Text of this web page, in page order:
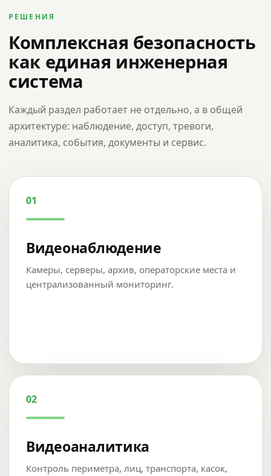
РЕШЕНИЯ
Комплексная безопасность
как единая инженерная
система
Каждый раздел работает не отдельно, а в общей
архитектуре: наблюдение, доступ, тревоги,
аналитика, события, документы и сервис.
01
Видеонаблюдение
Камеры, серверы, архив, операторские места и
централизованный мониторинг.
02
Видеоаналитика
Контроль периметра, лиц, транспорта, касок,